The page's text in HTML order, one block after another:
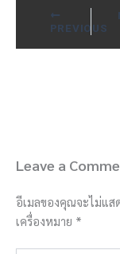
PREVIOUS
Leave a
อีเมลของคุณจะไม่แ
เครื่องหมาย *